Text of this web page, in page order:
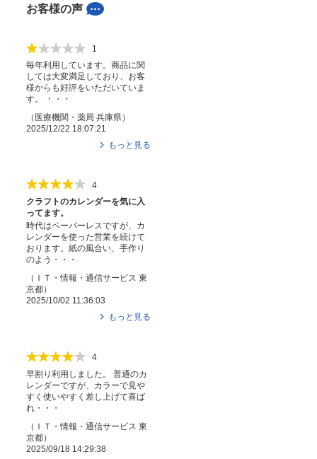
お客様の声
1
毎年利用しています。商品に関
しては大変満足しており、お客
様からも好評をいただいていま
す。 ・・・
（医療機関・薬局 兵庫県 ）
2025/12/22 18:07:21
もっと見る
4
クラフトのカレンダーを気に入
ってます。
時代はペーパーレスですが、カ
レンダーを使った営業を続けて
おります。紙の風合い、手作り
のよう・・・
（ ＩＴ・情報・通信サービス 東
京都）
2025/10/02 11:36:03
もっと見る
4
早割り利用しました。 普通のカ
レンダーですが、カラーで見や
すく使いやすく差し上げて喜ば
れ・・・
（ ＩＴ・情報・通信サービス 東
京都）
2025/09/18 14:29:38